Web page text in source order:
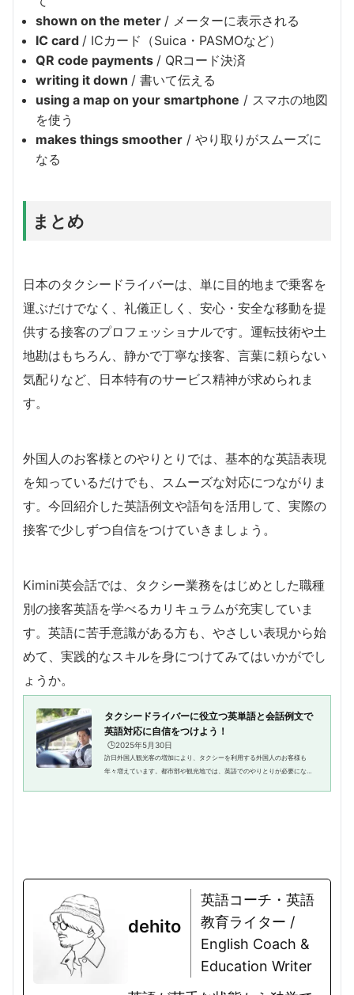
shown on the meter / メーターに表示される
IC card / ICカード（Suica・PASMOなど）
QR code payments / QRコード決済
writing it down / 書いて伝える
using a map on your smartphone / スマホの地図
を使う
makes things smoother / やり取りがスムーズに
なる
まとめ
日本のタクシードライバーは、単に目的地まで乗客を
運ぶだけでなく、礼儀正しく、安心・安全な移動を提
供する接客のプロフェッショナルです。運転技術や土
地勘はもちろん、静かで丁寧な接客、言葉に頼らない
気配りなど、日本特有のサービス精神が求められま
す。
外国人のお客様とのやりとりでは、基本的な英語表現
を知っているだけでも、スムーズな対応につながりま
す。今回紹介した英語例文や語句を活用して、実際の
接客で少しずつ自信をつけていきましょう。
Kimini英会話では、タクシー業務をはじめとした職種
別の接客英語を学べるカリキュラムが充実していま
す。英語に苦手意識がある方も、やさしい表現から始
めて、実践的なスキルを身につけてみてはいかがでし
ょうか。
タクシードライバーに役立つ英単語と会話例文で
英語対応に自信をつけよう！
🕒️2025年5月30日
訪日外国人観光客の増加により、タクシーを利用する外国人のお客様も
年々増えています。都市部や観光地では、英語でのやりとりが必要になる
dehito
英語コーチ・英語
教育ライター /
English Coach &
Education Writer